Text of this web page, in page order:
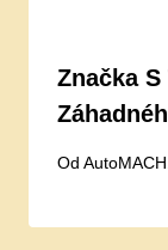
Značka
Od